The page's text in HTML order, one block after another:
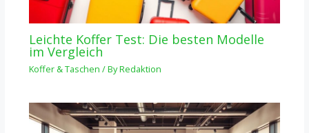
Leichte Koffer Test: Die besten Modelle
im Vergleich
Koffer & Taschen / ByRedaktion